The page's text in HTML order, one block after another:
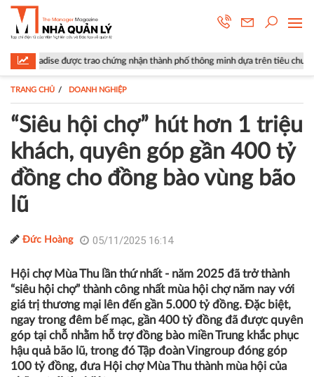
chứng nhận thành phố thông minh dựa trên tiêu chuẩn ISO 37122
TRANG CHỦ DOANH NGHIỆP
“Siêu hội chợ” hút hơn 1 triệu
khách, quyên góp gần 400 tỷ
đồng cho đồng bào vùng bão
lũ
Đức Hoàng 05/11/2025 16:14
Hội chợ Mùa Thu lần thứ nhất - năm 2025 đã trở thành